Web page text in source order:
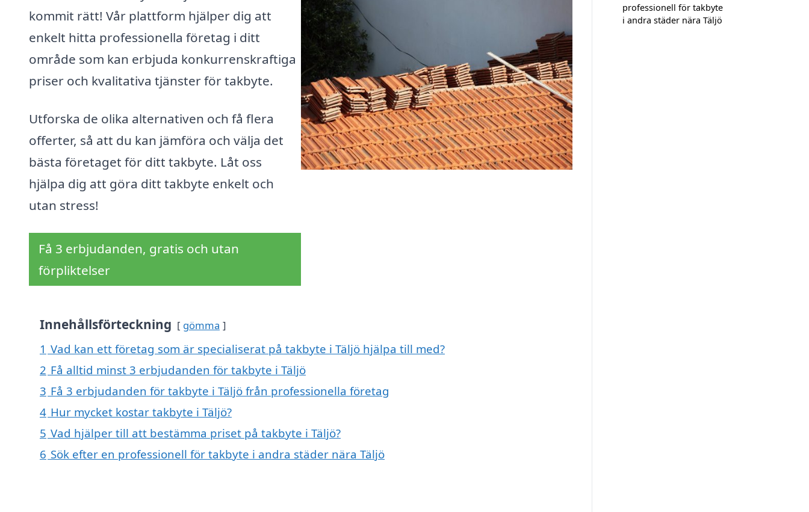
kommit rätt! Vår plattform hjälper dig att
enkelt hitta professionella företag i ditt
område som kan erbjuda konkurrenskraftiga
priser och kvalitativa tjänster för takbyte.
Utforska de olika alternativen och få flera
offerter, så att du kan jämföra och välja det
bästa företaget för ditt takbyte. Låt oss
hjälpa dig att göra ditt takbyte enkelt och
utan stress!
Få 3 erbjudanden, gratis och utan
förpliktelser
Innehållsförteckning gömma
1 Vad kan ett företag som är specialiserat på takbyte i Täljö hjälpa till med?
2 Få alltid minst 3 erbjudanden för takbyte i Täljö
3 Få 3 erbjudanden för takbyte i Täljö från professionella företag
4 Hur mycket kostar takbyte i Täljö?
5 Vad hjälper till att bestämma priset på takbyte i Täljö?
6 Sök efter en professionell för takbyte i andra städer nära Täljö
professionell för takbyte
i andra städer nära Täljö